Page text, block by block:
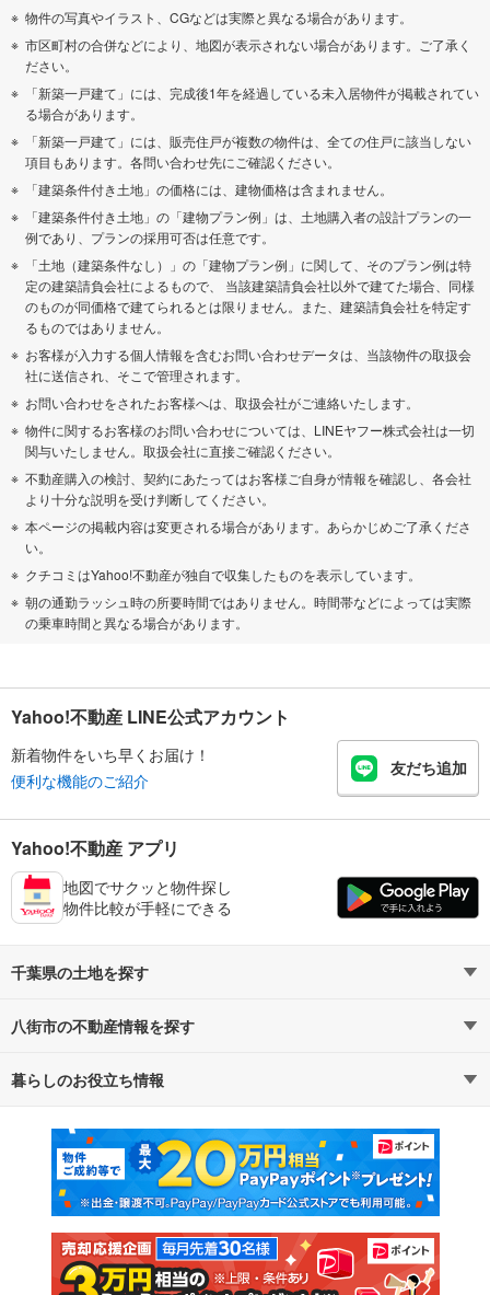
物件の写真やイラスト、CGなどは実際と異なる場合があります。
市区町村の合併などにより、地図が表示されない場合があります。ご了承く
ださい。
「新築一戸建て」には、完成後1年を経過している未入居物件が掲載されてい
る場合があります。
「新築一戸建て」には、販売住戸が複数の物件は、全ての住戸に該当しない
項目もあります。各問い合わせ先にご確認ください。
「建築条件付き土地」の価格には、建物価格は含まれません。
「建築条件付き土地」の「建物プラン例」は、土地購入者の設計プランの一
例であり、プランの採用可否は任意です。
「土地（建築条件なし）」の「建物プラン例」に関して、そのプラン例は特
定の建築請負会社によるもので、 当該建築請負会社以外で建てた場合、同様
のものが同価格で建てられるとは限りません。また、建築請負会社を特定す
るものではありません。
お客様が入力する個人情報を含むお問い合わせデータは、当該物件の取扱会
社に送信され、そこで管理されます。
お問い合わせをされたお客様へは、取扱会社がご連絡いたします。
物件に関するお客様のお問い合わせについては、LINEヤフー株式会社は一切
関与いたしません。取扱会社に直接ご確認ください。
不動産購入の検討、契約にあたってはお客様ご自身が情報を確認し、各会社
より十分な説明を受け判断してください。
本ページの掲載内容は変更される場合があります。あらかじめご了承くださ
い。
クチコミはYahoo!不動産が独自で収集したものを表示しています。
朝の通勤ラッシュ時の所要時間ではありません。時間帯などによっては実際
の乗車時間と異なる場合があります。
Yahoo!不動産 LINE公式アカウント
新着物件をいち早くお届け！
便利な機能のご紹介
友だち追加
Yahoo!不動産 アプリ
地図でサクッと物件探し
物件比較が手軽にできる
千葉県の土地を探す
路線・駅から探す
通勤・通学時間から探す
八街市の不動産情報を探す
不動産・住宅
新築マンション 中古マンション
新築一戸建て 中古一戸建て
注文住宅 土地
暮らしのお役立ち情報
マンションカタログ 教えて！住まいの先生